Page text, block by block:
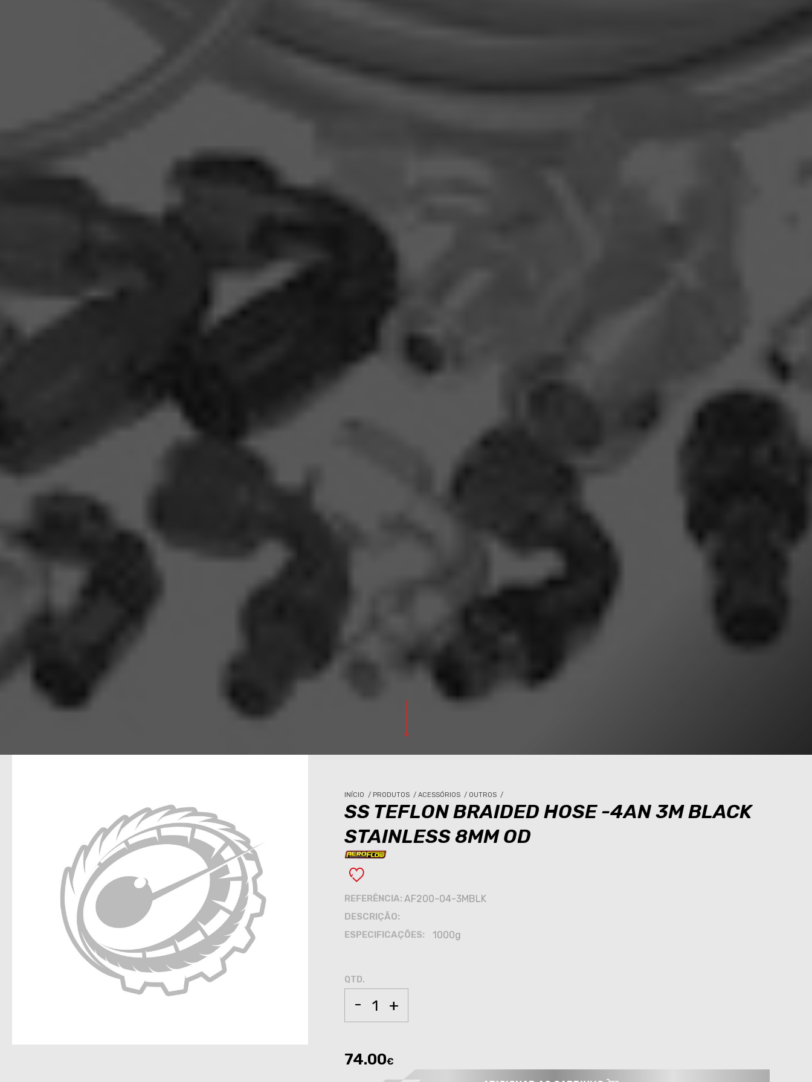
INÍCIO / PRODUTOS / ACESSÓRIOS / OUTROS /
SS TEFLON BRAIDED HOSE -4AN 3M BLACK
STAINLESS 8MM OD
REFERÊNCIA: AF200-04-3MBLK
DESCRIÇÃO:
ESPECIFICAÇÕES:
1000g
QTD.
- +
74.00€